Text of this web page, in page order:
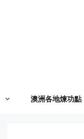
澳洲各地煉功點